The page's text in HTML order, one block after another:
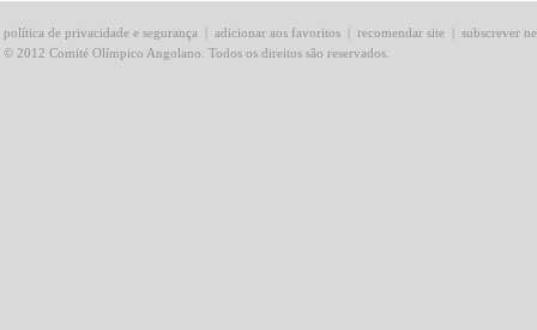
política de privacidade e segurança | adicionar aos favoritos | recomendar site | subscrever
© 2012 Comité Olímpico Angolano. Todos os direitos são reservados.